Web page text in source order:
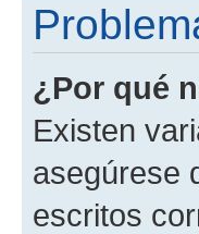
¿Por qué
Existen
asegúrese
escritos